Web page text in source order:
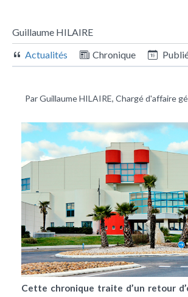
Guillaume HILAIRE
Actualités
Chronique
Par Guillaume HILAIRE, Chargé d'affaire
Cette chronique traite d’un retour